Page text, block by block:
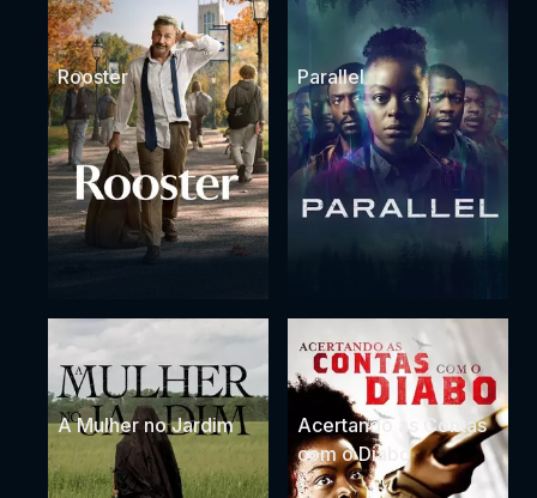
Rooster Parallel
A Mulher no Jardim
Acertando as Contas
com o Diabo